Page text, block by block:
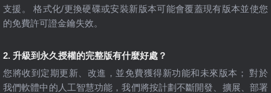
支援。 格式化/更換硬碟或安裝新版本可能會覆蓋現有版本並使您
的免費許可證金鑰失效。
2. 升級到永久授權的完整版有什麼好處？
您將收到定期更新、改進，並免費獲得新功能和未來版本； 對於
我們軟體中的人工智慧功能，我們將按計劃不斷開發、擴展、部署